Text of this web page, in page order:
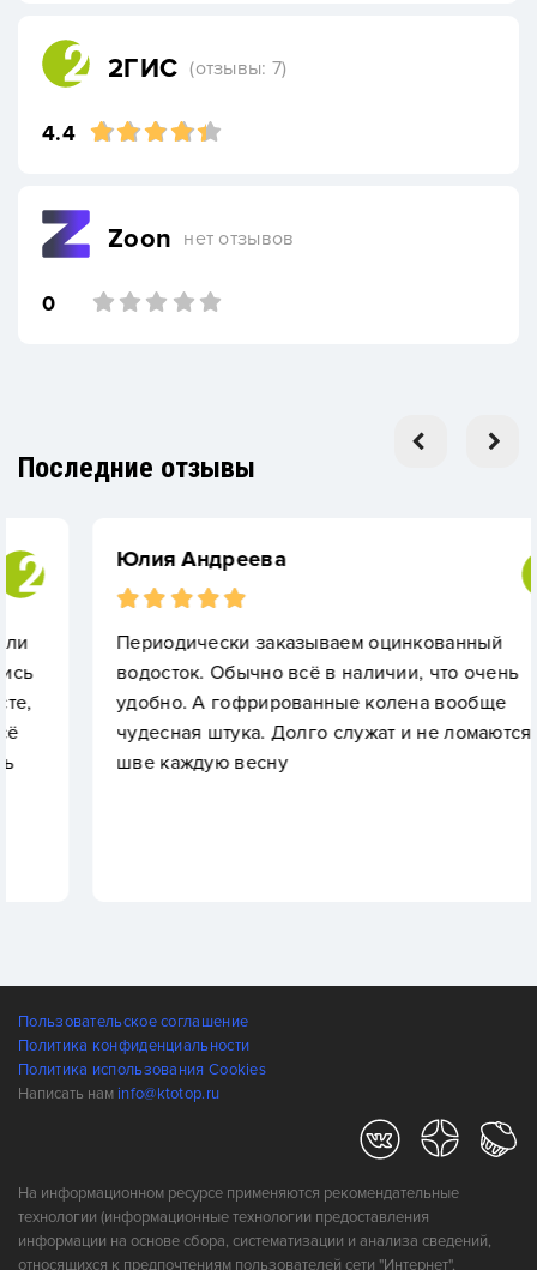
2ГИС (отзывы: 7)
4.4
Zoon нет отзывов
0
Последние отзывы
Юлия Андреева
Периодически заказываем оцинкованный
водосток. Обычно всё в наличии, что очень
удобно. А гофрированные колена вообще
чудесная штука. Долго служат и не ломаются на
шве каждую весну
Пользовательское соглашение
Политика конфиденциальности
Политика использования Cookies
Написать нам info@ktotop.ru
На информационном ресурсе применяются рекомендательные
технологии (информационные технологии предоставления
информации на основе сбора, систематизации и анализа сведений,
относящихся к предпочтениям пользователей сети "Интернет",